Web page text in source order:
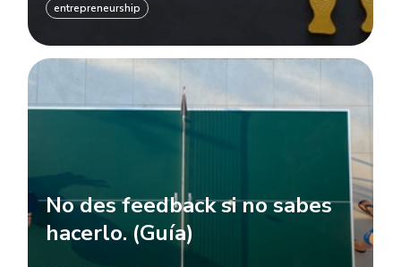
entrepreneurship
No des feedback si no sabes
hacerlo. (Guía)